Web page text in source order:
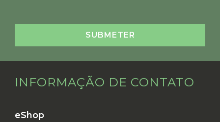
INFORMAÇÃO DE CONTATO
eShop